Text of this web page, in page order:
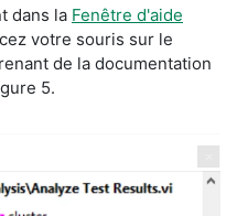
dans la Fenêtre d'aide
votre souris sur le
de la documentation
5.